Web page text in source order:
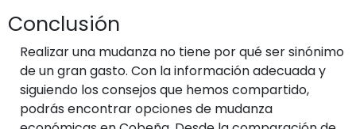
Conclusión
Realizar una mudanza no tiene por qué ser sinónimo
de un gran gasto. Con la información adecuada y
siguiendo los consejos que hemos compartido,
podrás encontrar opciones de mudanza